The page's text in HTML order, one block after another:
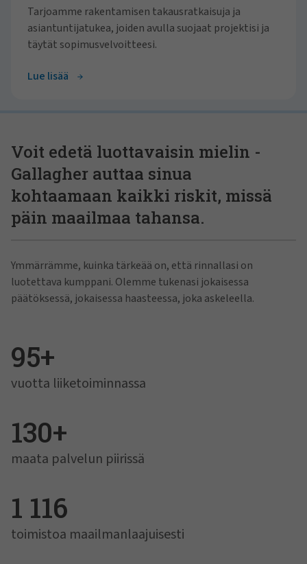
Tarjoamme rakentamisen takausratkaisuja ja
asiantuntijatukea, joiden avulla suojaat projektisi ja
täytät sopimusvelvoitteesi.
Lue lisää
Voit edetä luottavaisin mielin -
Gallagher auttaa sinua
kohtaamaan kaikki riskit, missä
päin maailmaa tahansa.
Ymmärrämme, kuinka tärkeää on, että rinnallasi on
luotettava kumppani. Olemme tukenasi jokaisessa
päätöksessä, jokaisessa haasteessa, joka askeleella.
95+
vuotta liiketoiminnassa
130+
maata palvelun piirissä
1 116
toimistoa maailmanlaajuisesti